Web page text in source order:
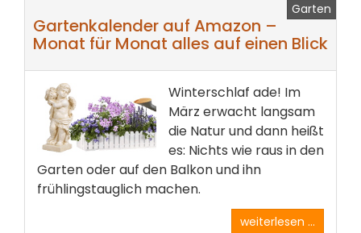
Garten
Gartenkalender auf Amazon –
Monat für Monat alles auf einen Blick
Winterschlaf ade! Im
März erwacht langsam
die Natur und dann heißt
es: Nichts wie raus in den
Garten oder auf den Balkon und ihn
frühlingstauglich machen.
weiterlesen ...